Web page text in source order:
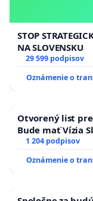
STOP
NA SLOVENSKU
29 599 podpisov
Oznámenie o
Otvorený list
Bude mať Vízia
1 204 podpisov
Oznámenie o